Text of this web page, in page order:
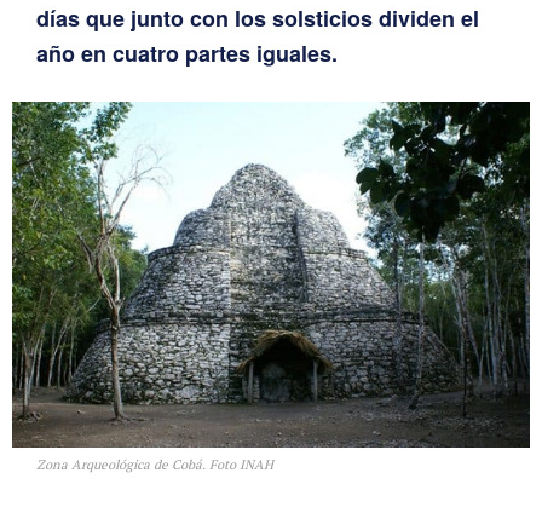
días que junto con los solsticios dividen el
año en cuatro partes iguales.
Zona Arqueológica de Cobá. Foto INAH